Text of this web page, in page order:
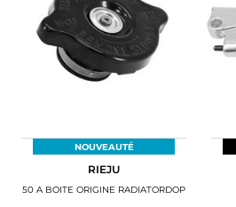
NOUVEAUTÉ
RIEJU
50 A BOITE ORIGINE RADIATORDOP